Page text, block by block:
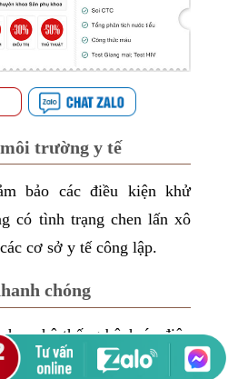
trường y tế
bảo các điều kiện khử
có tình trạng chen lấn xô
cơ sở y tế công lập.
chóng
hệ thống bệnh án điện
bệnh tiết kiệm được tối